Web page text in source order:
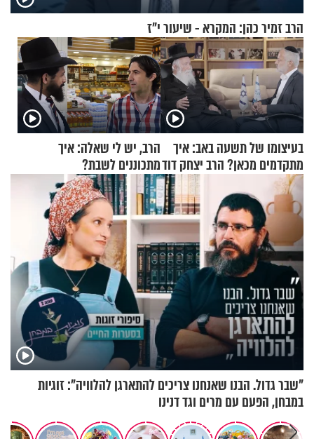
הרב זמיר כהן: המקרא - שיעור י"ז
בעיצומו של תשעה באב: איך
מתקדמים מכאן? הרב יצחק דוד
גרוסמן בשיחה מיוחדת
הרב, יש לי שאלה: איך
מתכוננים לשבת?
"שבר גדול. הבנו שאנחנו צריכים להתארגן להלוויה": זוגיות
במבחן, הפעם עם מרים וגד דנינו